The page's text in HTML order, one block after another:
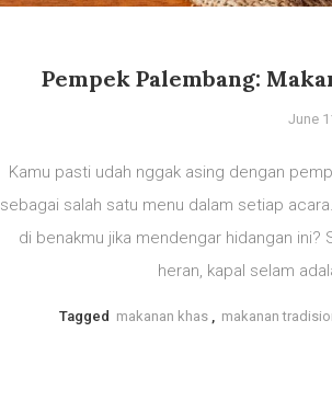
Pempek Palembang:
June
Kamu pasti udah nggak asing dengan
sebagai salah satu menu dalam setiap
di benakmu jika mendengar hidangan
heran, kapal selam
Tagged makanan khas makanan